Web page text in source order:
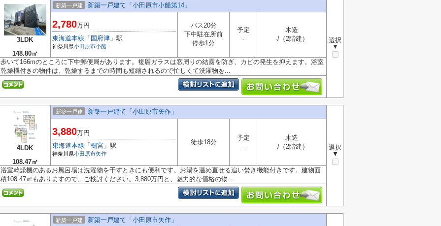
3LDK
148.80㎡
新築一戸建 新築一戸建て「小田原市小船第14」
選択
▼
2,780万円
東海道本線 「 国府津 」駅
神奈川県小田原市小船
バス20分
下中駐在所前
停歩1分
予定
-
木造
-/（2階建）
歩いて166mのところに下中郵便局があります。複層ガラスは窓周りの結露を防ぎ、カビの発生を抑えます。浴室
乾燥機付きの物件は、乾燥するまでの時間も短縮されるので忙しくて洗濯物を...
4LDK
108.47㎡
新築一戸建 新築一戸建て「小田原市矢作」
選択
▼
3,880万円
東海道本線 「 鴨宮 」駅
神奈川県小田原市矢作
徒歩18分
予定
-
木造
-/（2階建）
浴室乾燥機のあるお風呂場は洗濯物を干すときにも便利です。お湯を温め直せる追い焚き機能付きです。建物面
積108.47㎡もありますので、ご検討ください。3,880万円と、魅力的な価格の物...
新築一戸建 新築一戸建て「小田原市矢作」